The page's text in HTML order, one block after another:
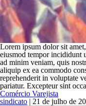
Lorem ipsum dolor sit
eiusmod tempor incididunt
ad minim veniam, quis
aliquip ex ea commodo
reprehenderit in voluptate
pariatur. Excepteur sint
Comércio Varejista
sindicato | 21 de julho de